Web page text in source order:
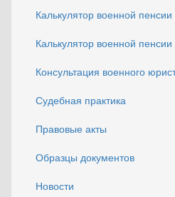
Калькулятор военной
Калькулятор военной
Консультация военного
Судебная практика
Правовые акты
Образцы документов
Новости